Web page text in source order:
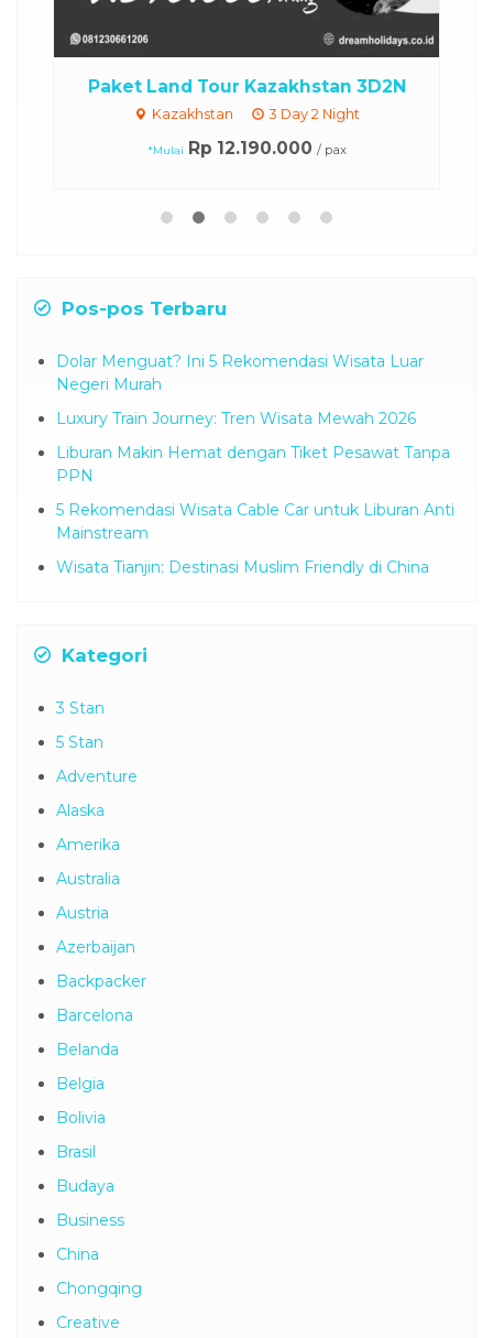
Paket Land Tour Kazakhstan 3D2N
Kazakhstan 3 Day 2 Night
*Mulai Rp 12.190.000 / pax
Pos-pos Terbaru
Dolar Menguat? Ini 5 Rekomendasi Wisata Luar
Negeri Murah
Luxury Train Journey: Tren Wisata Mewah 2026
Liburan Makin Hemat dengan Tiket Pesawat Tanpa
PPN
5 Rekomendasi Wisata Cable Car untuk Liburan Anti
Mainstream
Wisata Tianjin: Destinasi Muslim Friendly di China
Kategori
3 Stan
5 Stan
Adventure
Alaska
Amerika
Australia
Austria
Azerbaijan
Backpacker
Barcelona
Belanda
Belgia
Bolivia
Brasil
Budaya
Business
China
Chongqing
Creative